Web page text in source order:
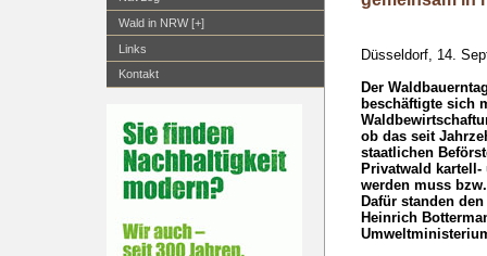
Wald in NRW [+]
Links
Kontakt
Düsseldorf, 14.
Der
beschäftigte sich
ob das seit
staatlichen
Privatwald
werden muss
Dafür standen
Heinrich